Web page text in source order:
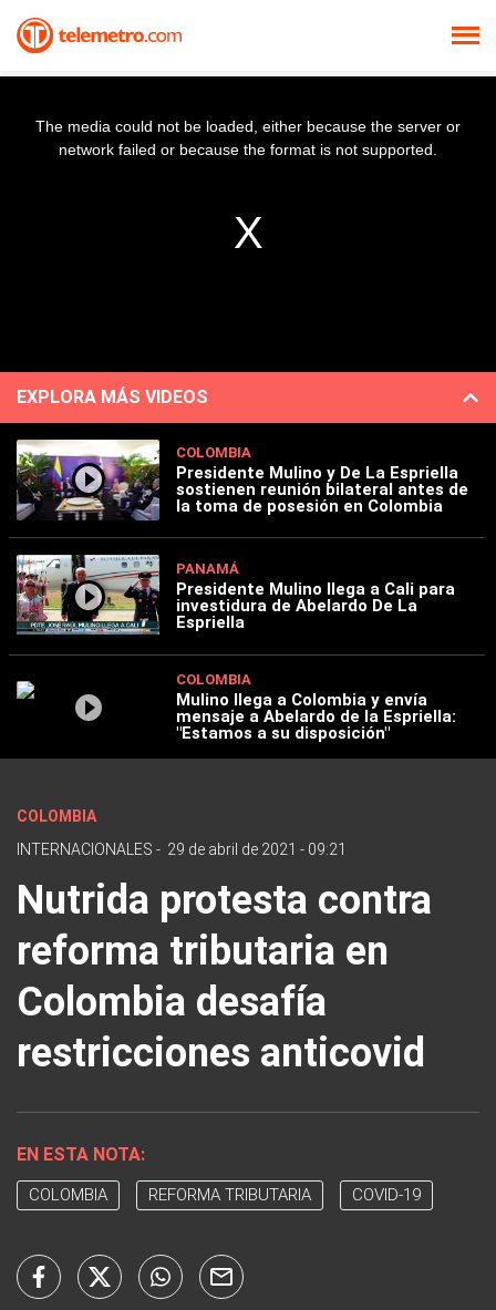
The media could not be loaded, either because the server or
network failed or because the format is not supported.
EXPLORA MÁS VIDEOS
COLOMBIA
Presidente Mulino y De La Espriella
sostienen reunión bilateral antes de
la toma de posesión en Colombia
PANAMÁ
Presidente Mulino llega a Cali para
investidura de Abelardo De La
Espriella
COLOMBIA
Mulino llega a Colombia y envía
mensaje a Abelardo de la Espriella:
"Estamos a su disposición"
COLOMBIA
INTERNACIONALES - 29 de abril de 2021 - 09:21
Nutrida protesta contra
reforma tributaria en
Colombia desafía
restricciones anticovid
EN ESTA NOTA:
COLOMBIA REFORMA TRIBUTARIA COVID-19